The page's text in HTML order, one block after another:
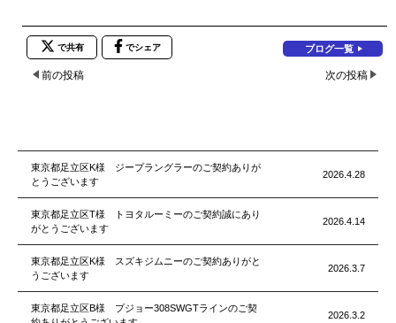
で共有 でシェア ブログ一覧
前の投稿 次の投稿
東京都足立区K様 ジープラングラーのご契約ありが
とうございます
2026.4.28
東京都足立区T様 トヨタルーミーのご契約誠にあり
がとうございます
2026.4.14
東京都足立区K様 スズキジムニーのご契約ありがと
うございます
2026.3.7
東京都足立区B様 プジョー308SWGTラインのご契
2026.3.2